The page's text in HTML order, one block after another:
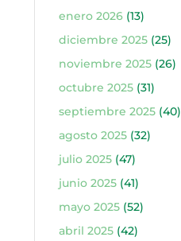
enero 2026(13)
diciembre 2025(25)
noviembre 2025(26)
octubre 2025(31)
septiembre 2025(40)
agosto 2025(32)
julio 2025(47)
junio 2025(41)
mayo 2025(52)
abril 2025(42)